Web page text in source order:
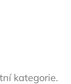
kategorie.